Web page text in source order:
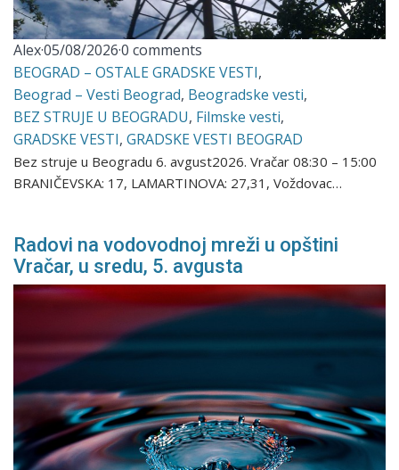
Alex·05/08/2026·0 comments
BEOGRAD – OSTALE GRADSKE VESTI,
Beograd – Vesti Beograd, Beogradske vesti,
BEZ STRUJE U BEOGRADU, Filmske vesti,
GRADSKE VESTI,GRADSKE VESTI BEOGRAD
Bez struje u Beogradu 6. avgust2026. Vračar 08:30 – 15:00
BRANIČEVSKA: 17, LAMARTINOVA: 27,31, Voždovac…
Radovi na vodovodnoj mreži u opštini
Vračar, u sredu, 5. avgusta